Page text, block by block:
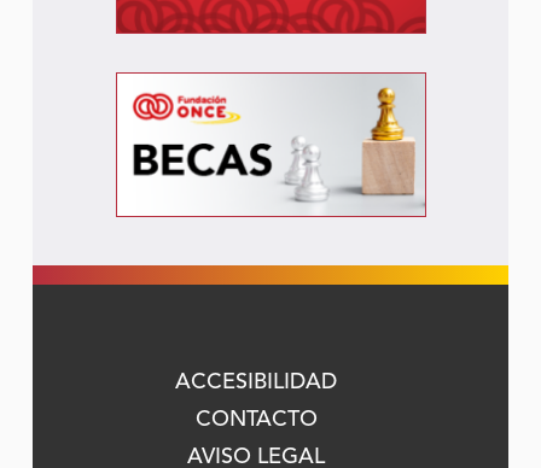
ACCESIBILIDAD
CONTACTO
AVISO LEGAL